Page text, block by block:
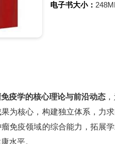
电子书大小：
疫学的核心理论与前沿动态
为核心，构建独立体系，力
免疫领域的综合能力，拓展
水平。